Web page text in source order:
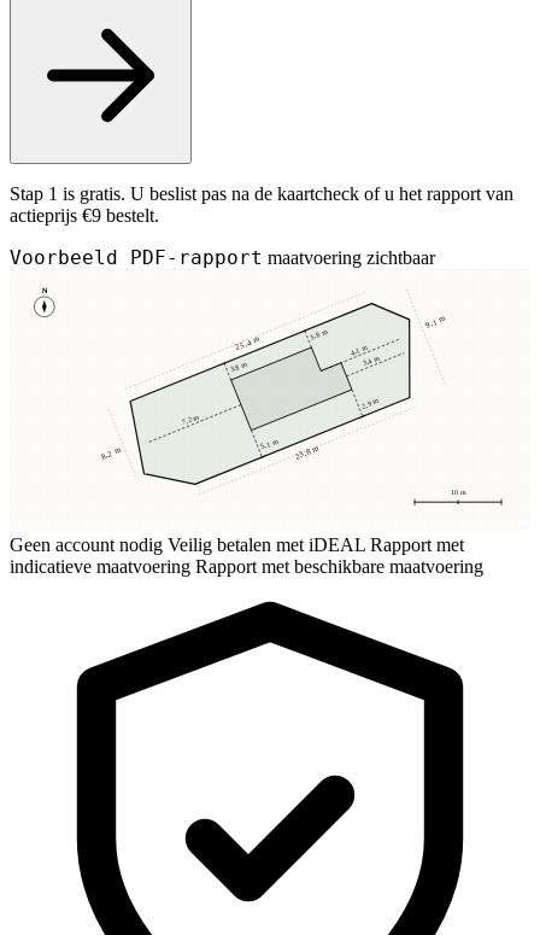
Stap 1 is gratis. U beslist pas na de kaartcheck of u het rapport van
actieprijs €9 bestelt.
Voorbeeld PDF-rapport maatvoering zichtbaar
N
10 m
3,8 m
3,8 m
5,1 m
2,9 m
7,2 m
3,4 m
4,1 m
25,4 m
23,8 m
8,2 m
9,1 m
Geen account nodig Veilig betalen met iDEAL Rapport met
indicatieve maatvoering Rapport met beschikbare maatvoering